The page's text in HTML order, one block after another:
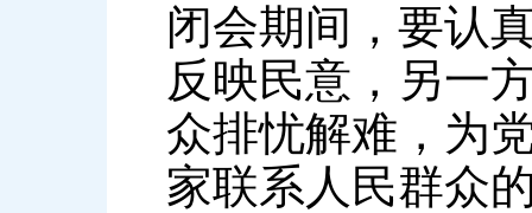
闭会期间，要认
反映民意，另一
众排忧解难，为
家联系人民群众